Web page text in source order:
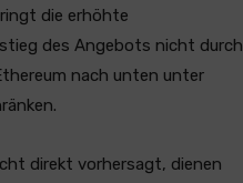
die erhöhte
des Angebots nicht durch
nach unten unter
direkt vorhersagt, dienen